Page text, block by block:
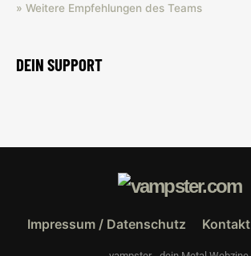
» Weitere Empfehlungen des Teams
DEIN SUPPORT
Impressum / Datenschutz Kontakt